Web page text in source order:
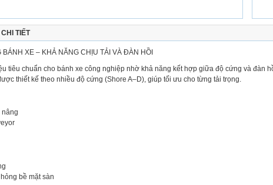
TIẾT
BÁNH XE – KHẢ NĂNG CHỊU TẢI VÀ ĐÀN HỒI
tiêu chuẩn cho bánh xe công nghiệp nhờ khả năng kết hợp giữa độ cứng và đàn
thiết kế theo nhiều độ cứng (Shore A–D), giúp tối ưu cho từng tải trọng.
nâng
bề mặt sàn